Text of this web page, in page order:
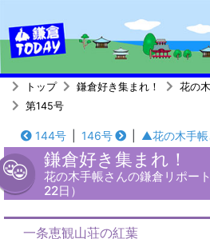
トップ 鎌倉好き集まれ！
花の
第145号
144号 146号 ▲花の木手帳
鎌倉好き集まれ！
花の木手帳さんの鎌倉リポー
22日）
一条恵観山荘の紅葉